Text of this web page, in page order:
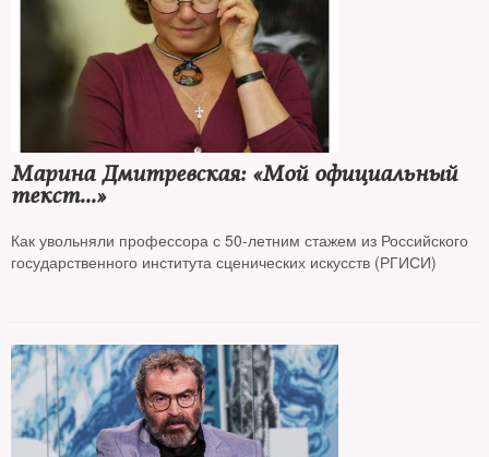
Марина Дмитревская: «Мой официальный
текст...»
Как увольняли профессора с 50‑летним стажем из Российского
государственного института сценических искусств (РГИСИ)